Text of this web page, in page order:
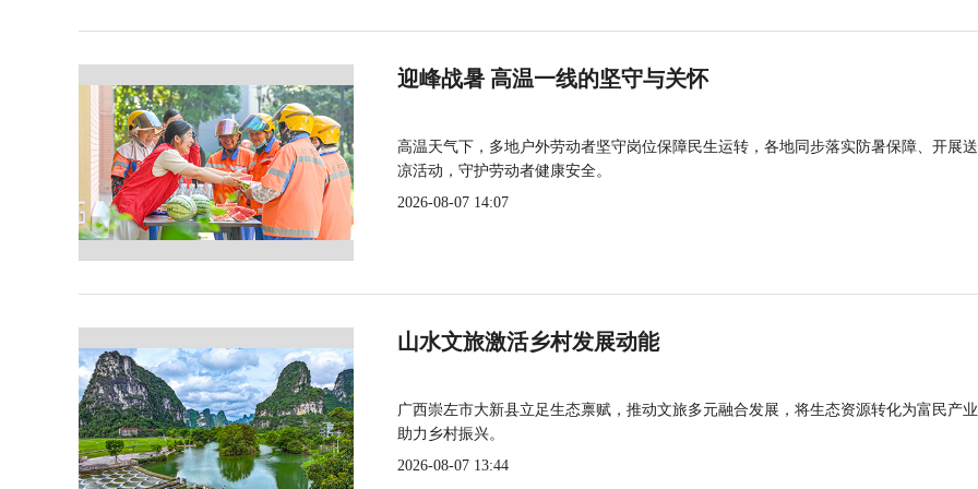
迎峰战暑 高温一线的坚守与关怀
高温天气下，多地户外劳动者坚守岗位保障民生运转，各地同步落实防暑保障、开展
凉活动，守护劳动者健康安全。
2026-08-07 14:07
山水文旅激活乡村发展动能
广西崇左市大新县立足生态禀赋，推动文旅多元融合发展，将生态资源转化为富民产
助力乡村振兴。
2026-08-07 13:44